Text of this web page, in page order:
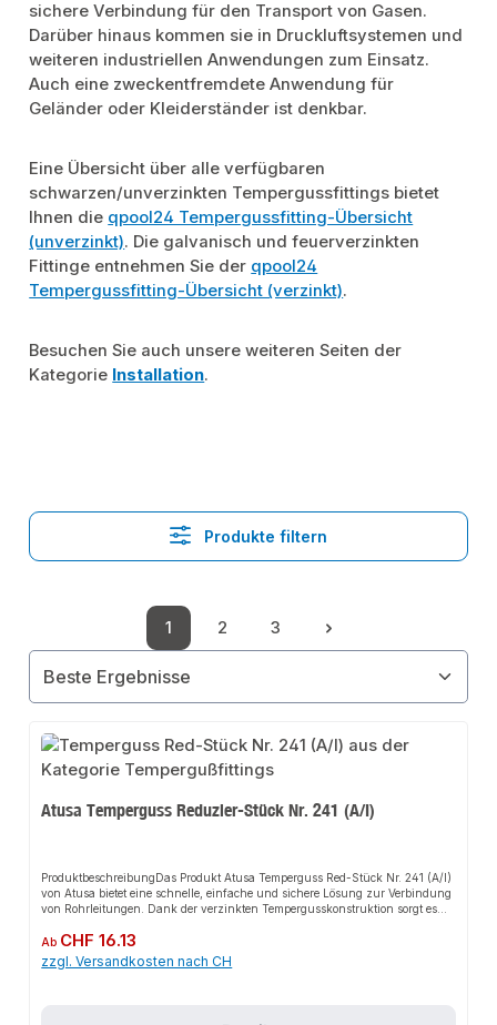
sichere Verbindung für den Transport von Gasen.
Darüber hinaus kommen sie in Druckluftsystemen und
weiteren industriellen Anwendungen zum Einsatz.
Auch eine zweckentfremdete Anwendung für
Geländer oder Kleiderständer ist denkbar.
Eine Übersicht über alle verfügbaren
schwarzen/unverzinkten Tempergussfittings bietet
Ihnen die qpool24 Tempergussfitting-Übersicht
(unverzinkt). Die galvanisch und feuerverzinkten
Fittinge entnehmen Sie der qpool24
Tempergussfitting-Übersicht (verzinkt).
Besuchen Sie auch unsere weiteren Seiten der
Kategorie Installation.
Produkte filtern
Seite
1
Seite
2
Seite
3
Atusa Temperguss Reduzier-Stück Nr. 241 (A/I)
ProduktbeschreibungDas Produkt Atusa Temperguss Red-Stück Nr. 241 (A/I)
von Atusa bietet eine schnelle, einfache und sichere Lösung zur Verbindung
von Rohrleitungen. Dank der verzinkten Tempergusskonstruktion sorgt es
Installationsbereiche an. Das robuste Design und die einfache Montage
machen dieses Produkt zu einer zuverlässigen Wahl für jede Installation. Es
ist besonders geeignet für den Einsatz in anspruchsvollen
Regulärer Preis:
Ab CHF 16.13
zzgl. Versandkosten nach CH